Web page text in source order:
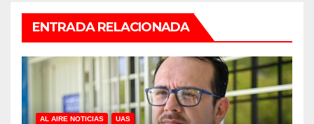
ENTRADA RELACIONADA
AL AIRE NOTICIAS UAS